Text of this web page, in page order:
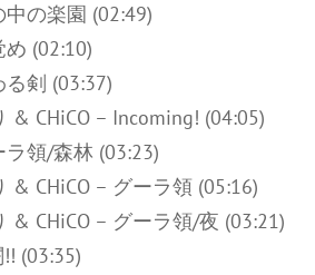
の楽園 (02:49)
(02:10)
剣 (03:37)
& CHiCO – Incoming! (04:05)
領/森林 (03:23)
& CHiCO – グーラ領 (05:16)
& CHiCO – グーラ領/夜 (03:21)
(03:35)